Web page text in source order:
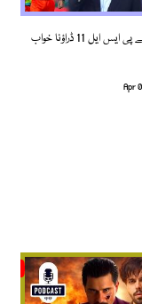
نسیم شاہ کےلیے پی ایس ایل 11 ڈراؤنا خواب
Apr